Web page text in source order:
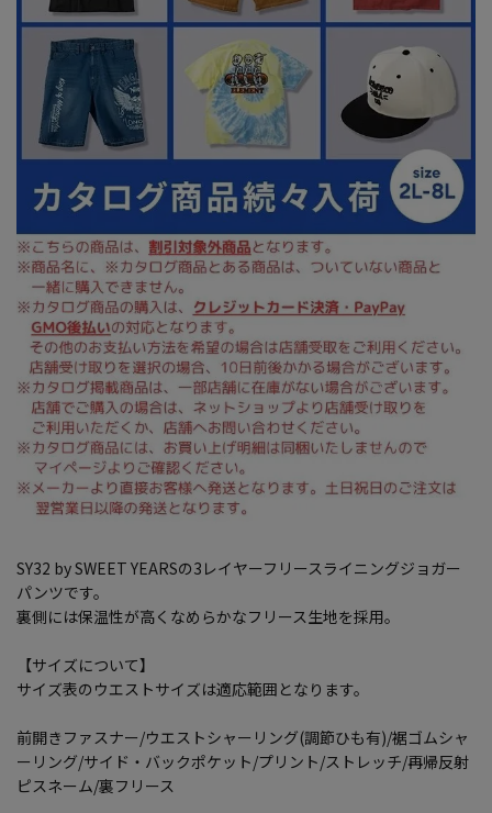
SY32 by SWEET YEARSの3レイヤーフリースライニングジョガー
パンツです。
裏側には保温性が高くなめらかなフリース生地を採用。
【サイズについて】
サイズ表のウエストサイズは適応範囲となります。
前開きファスナー/ウエストシャーリング(調節ひも有)/裾ゴムシャ
ーリング/サイド・バックポケット/プリント/ストレッチ/再帰反射
ピスネーム/裏フリース